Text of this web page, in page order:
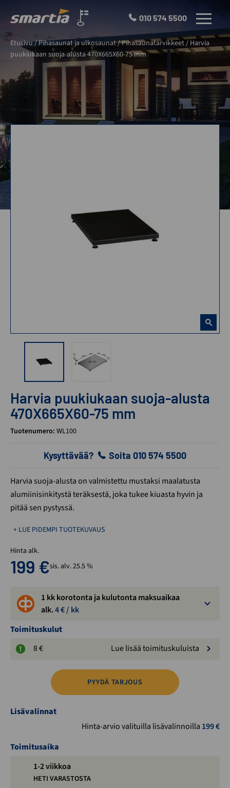
Smartia
Oy
010 574 5500 VALIKKO
Etusivu/Pihasaunat ja ulkosaunat/Pihasaunatarvikkeet/ Harvia
puukiukaan suoja-alusta 470X665X60-75 mm
Harvia puukiukaan suoja-alusta
470X665X60-75 mm
Tuotenumero: WL100
Kysyttävää? Soita 010 574 5500
Harvia suoja-alusta on valmistettu mustaksi maalatusta
alumiinisinkitystä teräksestä, joka tukee kiuasta hyvin ja
pitää sen pystyssä.
+ LUE PIDEMPI TUOTEKUVAUS
Hinta alk.
199 €sis. alv. 25.5 %
1 kk korotonta ja kulutonta maksuaikaa
alk.4€ / kk
Toimituskulut
8 €
Lue lisää toimituskuluista
PYYDÄ TARJOUS
Lisävalinnat
Hinta-arvio valituilla lisävalinnoilla 199€
Toimitusaika
1-2 viikkoa
HETI VARASTOSTA